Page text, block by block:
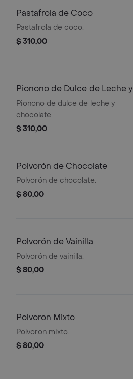
Pastafrola de Coco
Pastafrola de coco.
$ 310,00
Pionono de Dulce de Leche y
Chocolate
Pionono de dulce de leche y
chocolate.
$ 310,00
Polvorón de Chocolate
Polvorón de chocolate.
$ 80,00
Polvorón de Vainilla
Polvorón de vainilla.
$ 80,00
Polvoron Mixto
Polvoron mixto.
$ 80,00